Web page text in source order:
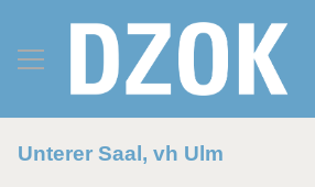
Unterer Saal, vh Ulm